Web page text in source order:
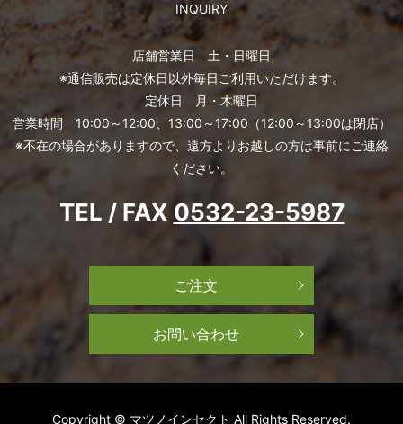
INQUIRY
店舗営業日 土・日曜日
※通信販売は定休日以外毎日ご利用いただけます。
定休日 月・木曜日
営業時間 10:00～12:00、13:00～17:00（12:00～13:00は閉店）
※不在の場合がありますので、遠方よりお越しの方は事前にご連絡
ください。
TEL / FAX 0532-23-5987
ご注文
お問い合わせ
Copyright © マツノインセクト All Rights Reserved.